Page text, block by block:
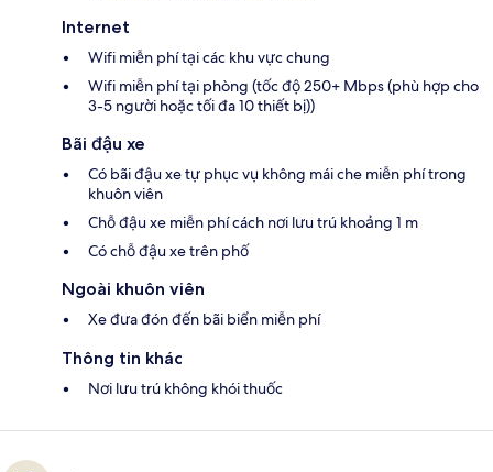
Internet
Wifi miễn phí tại các khu vực chung
Wifi miễn phí tại phòng (tốc độ 250+ Mbps (phù hợp cho
3-5 người hoặc tối đa 10 thiết bị))
Bãi đậu xe
Có bãi đậu xe tự phục vụ không mái che miễn phí trong
khuôn viên
Chỗ đậu xe miễn phí cách nơi lưu trú khoảng 1 m
Có chỗ đậu xe trên phố
Ngoài khuôn viên
Xe đưa đón đến bãi biển miễn phí
Thông tin khác
Nơi lưu trú không khói thuốc